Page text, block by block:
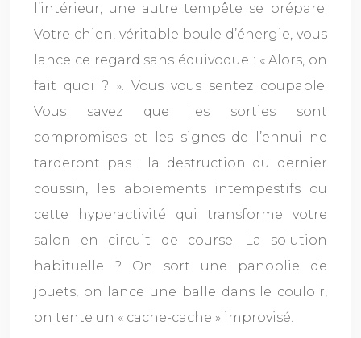
l’intérieur, une autre tempête se prépare.
Votre chien, véritable boule d’énergie, vous
lance ce regard sans équivoque : « Alors, on
fait quoi ? ». Vous vous sentez coupable.
Vous savez que les sorties sont
compromises et les signes de l’ennui ne
tarderont pas : la destruction du dernier
coussin, les aboiements intempestifs ou
cette hyperactivité qui transforme votre
salon en circuit de course. La solution
habituelle ? On sort une panoplie de
jouets, on lance une balle dans le couloir,
on tente un « cache-cache » improvisé.